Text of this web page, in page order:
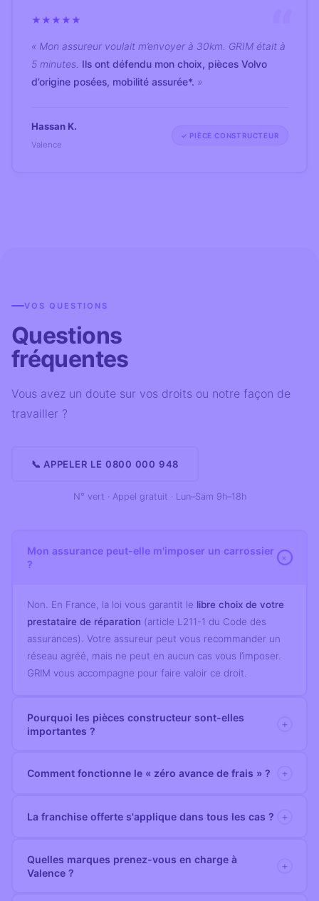
★ ★ ★ ★ ★
« Mon assureur voulait m’envoyer à 30km. GRIM était à
5 minutes. Ils ont défendu mon choix, pièces Volvo
d’origine posées, mobilité assurée*. »
Hassan K.
Valence
✓ PIÈCE CONSTRUCTEUR
VOS QUESTIONS
Questions
fréquentes
Vous avez un doute sur vos droits ou notre façon de
travailler ?
📞 APPELER LE 0800 000 948
N° vert · Appel gratuit · Lun–Sam 9h–18h
Mon assurance peut-elle m'imposer un carrossier
?
+
Non. En France, la loi vous garantit le libre choix de votre
prestataire de réparation (article L211-1 du Code des
assurances). Votre assureur peut vous recommander un
réseau agréé, mais ne peut en aucun cas vous l’imposer.
GRIM vous accompagne pour faire valoir ce droit.
Pourquoi les pièces constructeur sont-elles
importantes ?
+
Votre véhicule a été conçu avec destolérances
pièces constructeur maintiennent le niveau de sécurité
Comment fonctionne le « zéro avance de frais » ? +
3 modalités vous sont proposées :
l’assurance vers le client).
La franchise offerte s'applique dans tous les cas ? +
La prise en charge s’applique dans le cadre d’un sinistre
auto (sinistre responsable, bris de glace, selon vos
Quelles marques prenez-vous en charge à
Valence ?
+